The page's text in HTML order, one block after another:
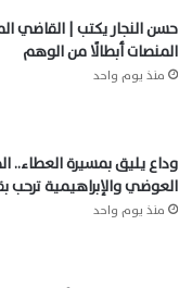
حسن النجار يكتب | القاضي
المنصات أبطالًا من الوهم
منذ يوم واحد
وداع يليق بمسيرة العطاء..
العوضي والإبراهيمية ترحب
منذ يوم واحد